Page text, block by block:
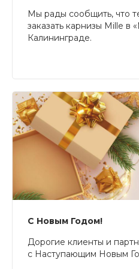
Мы рады сообщить, что
заказать карнизы Mille в
Калининграде.
С Новым Годом!
Дорогие клиенты и
с Наступающим Новым